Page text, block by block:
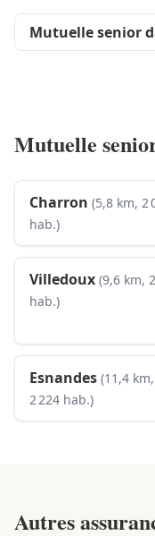
Mutuelle senior
Mutuelle
Charron (5,8 km, 2
hab.)
Villedoux (9,6 km,
hab.)
Esnandes (11,4 km,
2 224 hab.)
Autres